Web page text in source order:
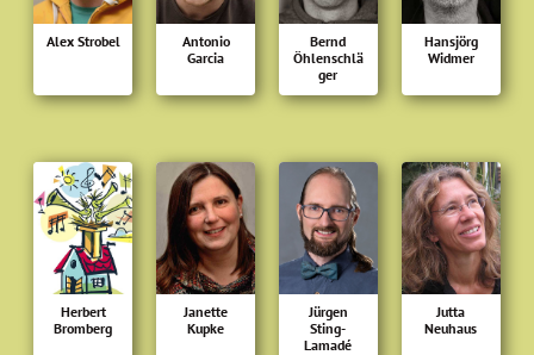
Alex Strobel
Antonio
Garcia
Bernd
Öhlenschlä
ger
Hansjörg
Widmer
Herbert
Bromberg
Janette
Kupke
Jürgen
Sting-
Lamadé
Jutta
Neuhaus